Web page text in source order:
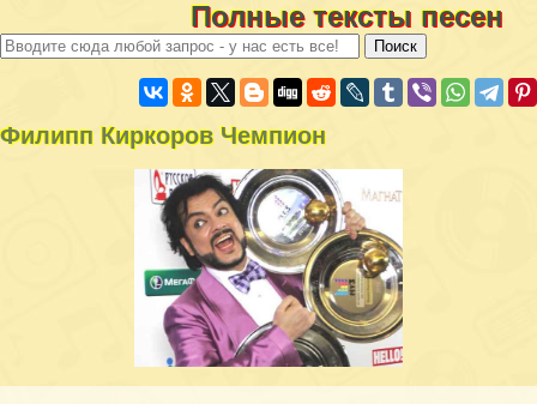
Полные тексты песен
Филипп Киркоров Чемпион